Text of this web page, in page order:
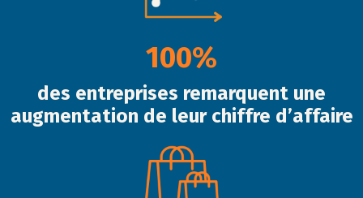
100%
des entreprises remarquent une
augmentation de leur chiffre d’affaire